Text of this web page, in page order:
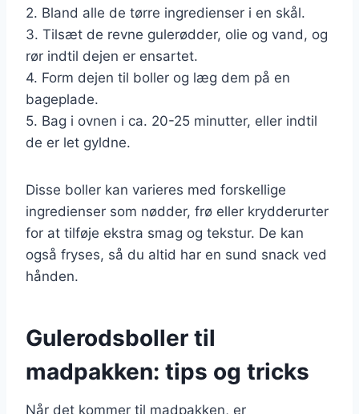
2. Bland alle de tørre ingredienser i en skål.
3. Tilsæt de revne gulerødder, olie og vand, og
rør indtil dejen er ensartet.
4. Form dejen til boller og læg dem på en
bageplade.
5. Bag i ovnen i ca. 20-25 minutter, eller indtil
de er let gyldne.
Disse boller kan varieres med forskellige
ingredienser som nødder, frø eller krydderurter
for at tilføje ekstra smag og tekstur. De kan
også fryses, så du altid har en sund snack ved
hånden.
Gulerodsboller til
madpakken: tips og tricks
Når det kommer til madpakken, er